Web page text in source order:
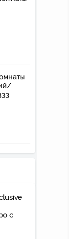
с